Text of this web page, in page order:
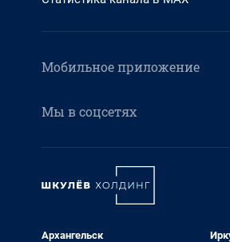
Мобильное приложение
Мы в соцсетях
Архангельск